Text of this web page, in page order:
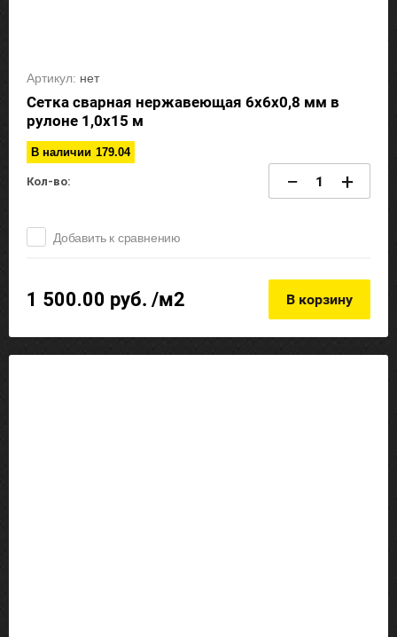
Артикул: нет
Сетка сварная нержавеющая 6х6х0,8 мм в
рулоне 1,0х15 м
В наличии 179.04
Кол-во: − +
Добавить к сравнению
1 500.00 руб. /м2 В корзину